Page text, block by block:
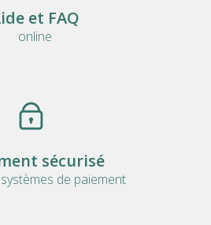
et FAQ
online
sécurisé
de paiement